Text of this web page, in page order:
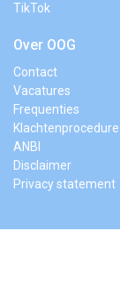
TikTok
Over OOG
Contact
Vacatures
Frequenties
Klachtenprocedure
ANBI
Disclaimer
Privacy statement